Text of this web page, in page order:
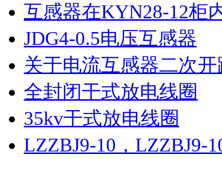
互感器在KYN28-12柜
JDG4-0.5电压互感器
关于电流互感器二次开
全封闭干式放电线圈
35kv干式放电线圈
LZZBJ9-10，LZZBJ9-